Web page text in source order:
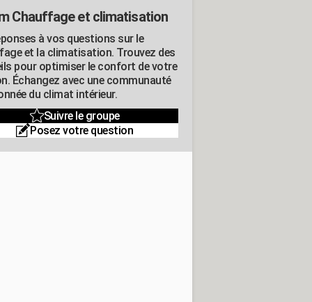
Chauffage et climatisation
à vos questions sur le
et la climatisation. Trouvez des
pour optimiser le confort de votre
Échangez avec une communauté
du climat intérieur.
Suivre le groupe
Posez votre question